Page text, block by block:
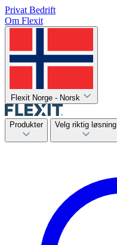
Privat Bedrift
Om Flexit
Flexit Norge - Norsk
Produkter Velg riktig løsning